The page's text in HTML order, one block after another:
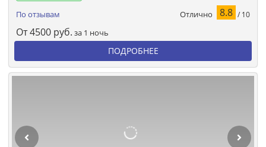
По отзывам
Отлично 8.8 / 10
От4500 руб. за 1 ночь
ПОДРОБНЕЕ